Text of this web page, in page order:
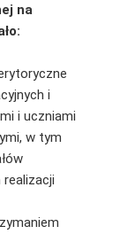
na
i
i uczniami
w tym